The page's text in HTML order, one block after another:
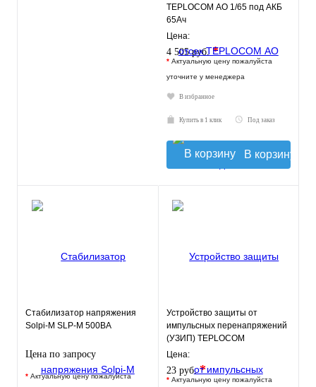
TEPLOCOM АО 1/65 под АКБ
65Ач
Цена:
4 505 руб. *
* Актуальную цену пожалуйста
уточните у менеджера
В избранное
Купить в 1 клик Под заказ
В корзину
Стабилизатор напряжения
Solpi-M SLP-М 500BA
Цена по запросу
* Актуальную цену пожалуйста
Устройство защиты от
импульсных перенапряжений
(УЗИП) TEPLOCOM
АЛЬБАТРОС 220/1000-АС
Цена:
23 руб.*
* Актуальную цену пожалуйста